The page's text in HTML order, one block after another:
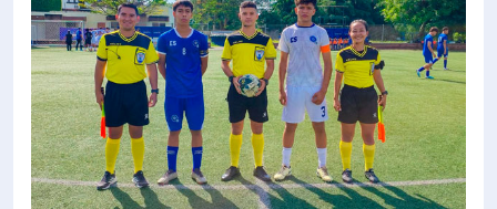
Calidad Académica
Políticas institucionales
Acreditaciones